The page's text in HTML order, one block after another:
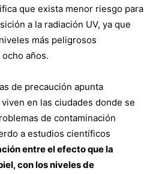
que exista menor riesgo para
a la radiación UV, ya que
más peligrosos
años.
de precaución apunta
en las ciudades donde se
de contaminación
a estudios científicos
entre el efecto que la
con los niveles de